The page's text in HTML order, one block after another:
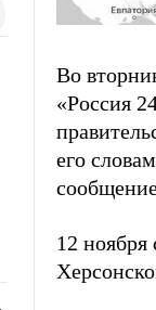
Во
«Россия
его
12 ноября